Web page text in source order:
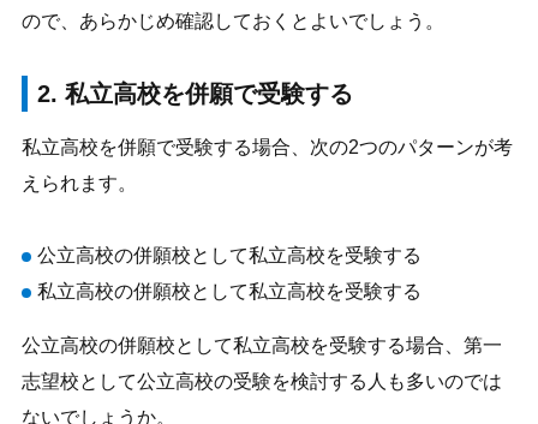
ので、あらかじめ確認しておくとよいでしょう。
2. 私立高校を併願で受験する
私立高校を併願で受験する場合、次の2つのパターンが考
えられます。
公立高校の併願校として私立高校を受験する
私立高校の併願校として私立高校を受験する
公立高校の併願校として私立高校を受験する場合、第一
志望校として公立高校の受験を検討する人も多いのでは
ないでしょうか。